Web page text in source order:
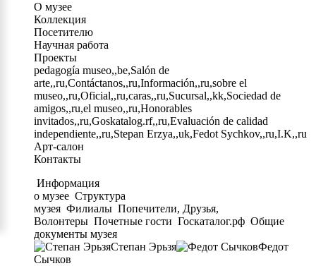
О музее
Коллекция
Посетителю
Научная работа
Проекты
pedagogía museo,,be,Salón de
arte,,ru,Contáctanos,,ru,Información,,ru,sobre el
museo,,ru,Oficial,,ru,caras,,ru,Sucursal,,kk,Sociedad de
amigos,,ru,el museo,,ru,Honorables
invitados,,ru,Goskatalog.rf,,ru,Evaluación de calidad
independiente,,ru,Stepan Erzya,,uk,Fedot Sychkov,,ru,I.K,,ru
Арт-салон
Контакты
Информация
о музее Структура
музея Филиалы Попечители, Друзья,
Волонтеры Почетные гости Госкаталог.рф Общие
документы музея
Степан Эрьзя
Федот
Сычков